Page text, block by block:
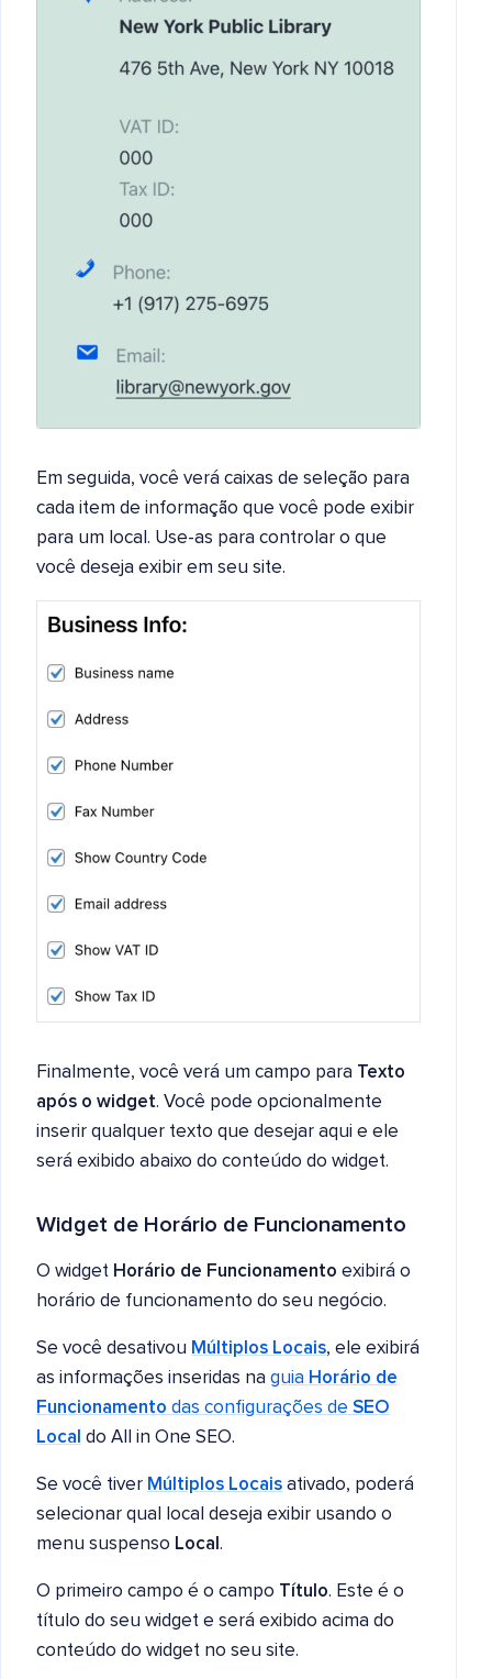
Em seguida, você verá caixas de seleção para
cada item de informação que você pode exibir
para um local. Use-as para controlar o que
você deseja exibir em seu site.
Finalmente, você verá um campo para Texto
após o widget. Você pode opcionalmente
inserir qualquer texto que desejar aqui e ele
será exibido abaixo do conteúdo do widget.
Widget de Horário de Funcionamento
O widget Horário de Funcionamento exibirá o
horário de funcionamento do seu negócio.
Se você desativou Múltiplos Locais, ele exibirá
as informações inseridas na guia Horário de
Funcionamento das configurações de SEO
Local do All in One SEO.
Se você tiver Múltiplos Locais ativado, poderá
selecionar qual local deseja exibir usando o
menu suspenso Local .
O primeiro campo é o campo Título. Este é o
título do seu widget e será exibido acima do
conteúdo do widget no seu site.